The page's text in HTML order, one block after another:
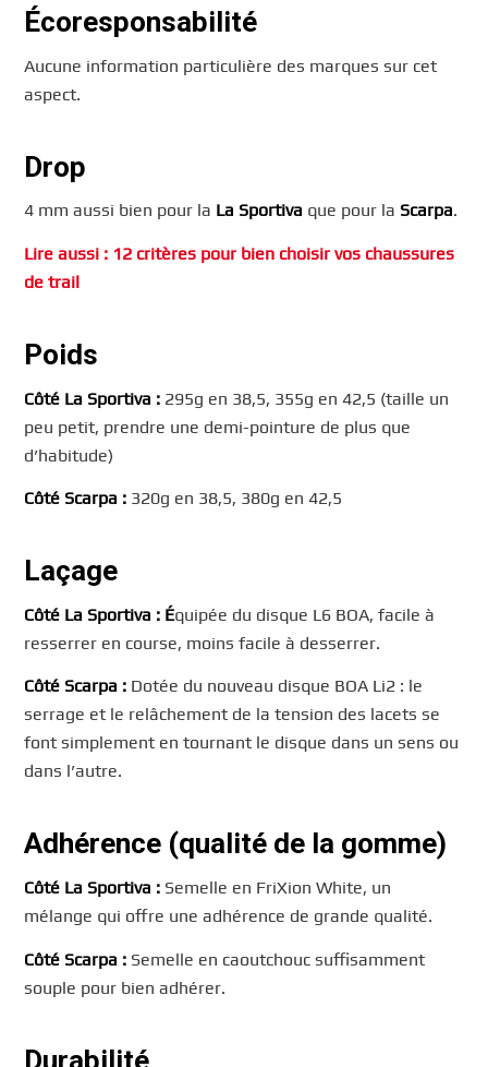
Écoresponsabilité
Aucune information particulière des marques sur cet
aspect.
Drop
4 mm aussi bien pour la La Sportiva que pour la Scarpa.
Lire aussi : 12 critères pour bien choisir vos chaussures
de trail
Poids
Côté La Sportiva : 295g en 38,5, 355g en 42,5 (taille un
peu petit, prendre une demi-pointure de plus que
d’habitude)
Côté Scarpa : 320g en 38,5, 380g en 42,5
Laçage
Côté La Sportiva : Équipée du disque L6 BOA, facile à
resserrer en course, moins facile à desserrer.
Côté Scarpa : Dotée du nouveau disque BOA Li2 : le
serrage et le relâchement de la tension des lacets se
font simplement en tournant le disque dans un sens ou
dans l’autre.
Adhérence (qualité de la gomme)
Côté La Sportiva : Semelle en FriXion White, un
mélange qui offre une adhérence de grande qualité.
Côté Scarpa : Semelle en caoutchouc suffisamment
souple pour bien adhérer.
Durabilité